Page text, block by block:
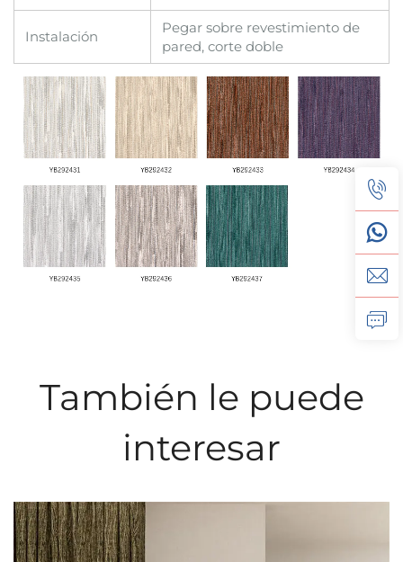
Instalación
Pegar sobre revestimiento de
pared, corte doble
También le puede
interesar